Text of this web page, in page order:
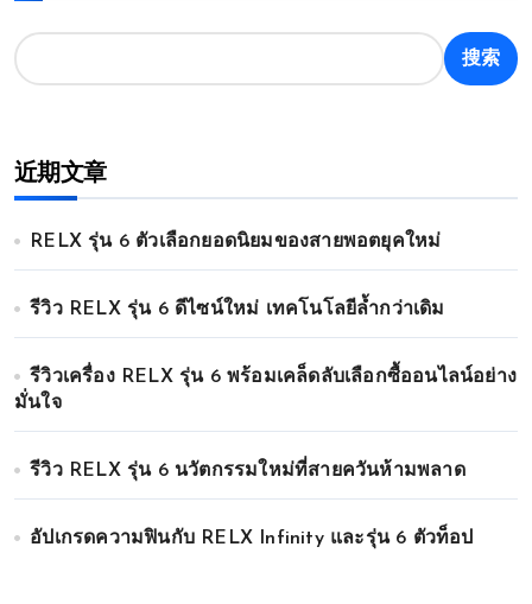
搜索
近期文章
RELX รุ่น 6 ตัวเลือกยอดนิยมของสายพอตยุคใหม่
รีวิว RELX รุ่น 6 ดีไซน์ใหม่ เทคโนโลยีล้ำกว่าเดิม
รีวิวเครื่อง RELX รุ่น 6 พร้อมเคล็ดลับเลือกซื้ออนไลน์อย่าง
มั่นใจ
รีวิว RELX รุ่น 6 นวัตกรรมใหม่ที่สายควันห้ามพลาด
อัปเกรดความฟินกับ RELX Infinity และรุ่น 6 ตัวท็อป